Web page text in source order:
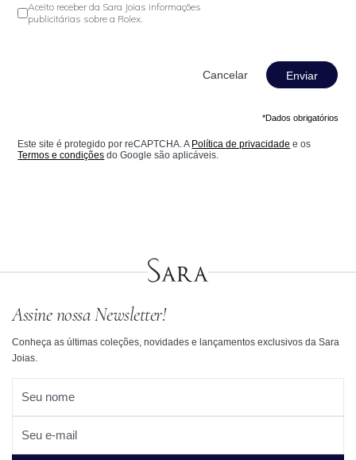
Aceito receber da Sara Joias informações
publicitárias sobre a Rolex.
Enviar
*Dados obrigatórios
Este site é protegido por reCAPTCHA. A Política de privacidade e os
Termos e condições do Google são aplicáveis.
Assine nossa Newsletter!
Conheça as últimas coleções, novidades e lançamentos exclusivos da Sara
Joias.
Seu nome
Seu e-mail